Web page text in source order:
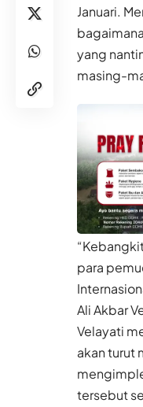
Januari.
yang
masing-
para
Ali Akbar
Velayati
akan turut
tersebut